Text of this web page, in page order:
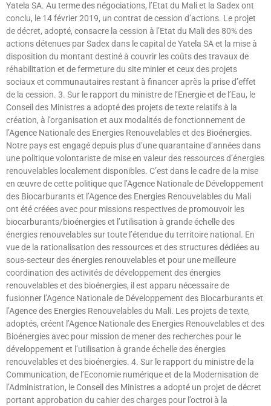
Yatela SA. Au terme des négociations, l’Etat du Mali et la Sadex ont
conclu, le 14 février 2019, un contrat de cession d’actions. Le projet
de décret, adopté, consacre la cession à l’Etat du Mali des 80% des
actions détenues par Sadex dans le capital de Yatela SA et la mise à
disposition du montant destiné à couvrir les coûts des travaux de
réhabilitation et de fermeture du site minier et ceux des projets
sociaux et communautaires restant à financer après la prise d’effet
de la cession. 3. Sur le rapport du ministre de l’Energie et de l’Eau, le
Conseil des Ministres a adopté des projets de texte relatifs à la
création, à l’organisation et aux modalités de fonctionnement de
l’Agence Nationale des Energies Renouvelables et des Bioénergies.
Notre pays est engagé depuis plus d’une quarantaine d’années dans
une politique volontariste de mise en valeur des ressources d’énergies
renouvelables localement disponibles. C’est dans le cadre de la mise
en œuvre de cette politique que l’Agence Nationale de Développement
des Biocarburants et l’Agence des Energies Renouvelables du Mali
ont été créées avec pour missions respectives de promouvoir les
biocarburants/bioénergies et l’utilisation à grande échelle des
énergies renouvelables sur toute l’étendue du territoire national. En
vue de la rationalisation des ressources et des structures dédiées au
sous-secteur des énergies renouvelables et pour une meilleure
coordination des activités de développement des énergies
renouvelables et des bioénergies, il est apparu nécessaire de
fusionner l’Agence Nationale de Développement des Biocarburants et
l’Agence des Energies Renouvelables du Mali. Les projets de texte,
adoptés, créent l’Agence Nationale des Energies Renouvelables et des
Bioénergies avec pour mission de mener des recherches pour le
développement et l’utilisation à grande échelle des énergies
renouvelables et des bioénergies. 4. Sur le rapport du ministre de la
Communication, de l’Economie numérique et de la Modernisation de
l’Administration, le Conseil des Ministres a adopté un projet de décret
portant approbation du cahier des charges pour l’octroi à la